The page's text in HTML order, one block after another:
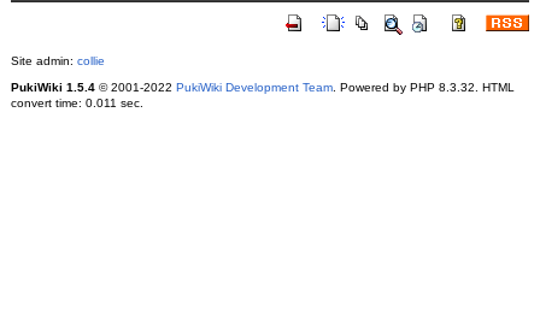
Site admin: collie
PukiWiki 1.5.4© 2001-2022 PukiWiki Development Team. Powered by PHP 8.3.32. HTML
convert time: 0.011 sec.